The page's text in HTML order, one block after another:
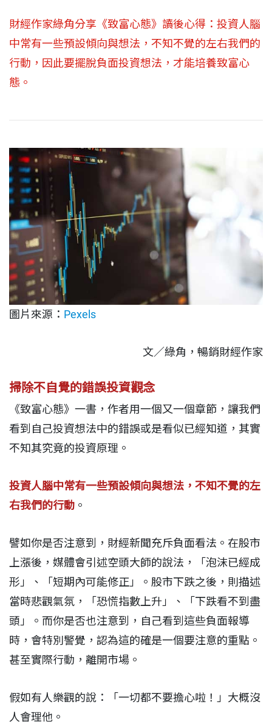
財經作家綠角分享《致富心態》讀後心得：投資人腦
中常有一些預設傾向與想法，不知不覺的左右我們的
行動，因此要擺脫負面投資想法，才能培養致富心
態。
圖片來源： Pexels
文／綠角， 暢銷財經作家
掃除不自覺的錯誤投資觀念
《致富心態》一書，作者用一個又一個章節，讓我們
看到自己投資想法中的錯誤或是看似已經知道，其實
不知其究竟的投資原理。
投資人腦中常有一些預設傾向與想法，不知不覺的左
右我們的行動 。
譬如你是否注意到，財經新聞充斥負面看法。在股市
上漲後，媒體會引述空頭大師的說法，「泡沫已經成
形」、「短期內可能修正」。股市下跌之後，則描述
當時悲觀氣氛，「恐慌指數上升」、「下跌看不到盡
頭」。而你是否也注意到，自己看到這些負面報導
時，會特別警覺，認為這的確是一個要注意的重點。
甚至實際行動，離開市場。
假如有人樂觀的說：「一切都不要擔心啦！」大概沒
人會理他。